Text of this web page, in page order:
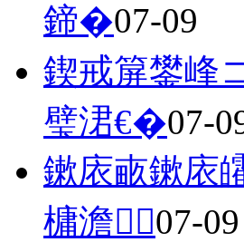
鍗�07-09
鍥戒箳鐢峰
璧涒€�07-
鏉庡畞鏉庡
槦澹07-09